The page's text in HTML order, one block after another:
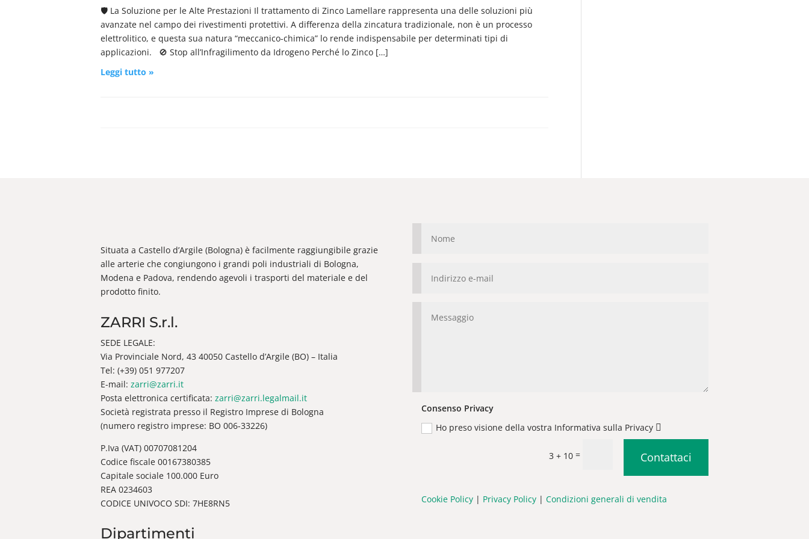
🛡️ La Soluzione per le Alte Prestazioni Il trattamento di Zinco Lamellare rappresenta una delle soluzioni più
avanzate nel campo dei rivestimenti protettivi. A differenza della zincatura tradizionale, non è un processo
elettrolitico, e questa sua natura “meccanico-chimica” lo rende indispensabile per determinati tipi di
applicazioni. 🚫 Stop all’Infragilimento da Idrogeno Perché lo Zinco […]
Leggi tutto »
Situata a Castello d’Argile (Bologna) è facilmente raggiungibile grazie
alle arterie che congiungono i grandi poli industriali di Bologna,
Modena e Padova, rendendo agevoli i trasporti del materiale e del
prodotto finito.
ZARRI S.r.l.
SEDE LEGALE:
Via Provinciale Nord, 43 40050 Castello d’Argile (BO) – Italia
Tel: (+39) 051 977207
E-mail: zarri@zarri.it
Posta elettronica certificata: zarri@zarri.legalmail.it
Società registrata presso il Registro Imprese di Bologna
(numero registro imprese: BO 006-33226)
P.Iva (VAT) 00707081204
Codice fiscale 00167380385
Capitale sociale 100.000 Euro
REA 0234603
CODICE UNIVOCO SDI: 7HE8RN5
Dipartimenti
Consenso Privacy
Ho preso visione della vostra Informativa sulla Privacy
3 + 10= Contattaci
Cookie Policy| Privacy Policy| Condizioni generali di vendita